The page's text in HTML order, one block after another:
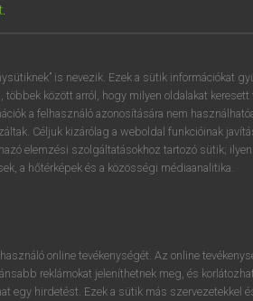
próbaverziójának
regisztrálok ésbelépek.
.
is nevezik. Ezek a sütik információkat
között arról, hogy milyen oldalakat keresett
a felhasználó azonosítására nem
Céljuk kizárólag a weboldal funkcióinak
elemzési szolgáltatásokhoz tartozó sütik;
a hőtérképek és a közösségi médiaanalitika.
online tevékenységét. Az online
reklámokat jeleníthetnek meg, és
egy hirdetést. Ezek a sütik más szervezetekkel
5 6 7 8 9
r t z u i
g h j k l é
c v b n m , .